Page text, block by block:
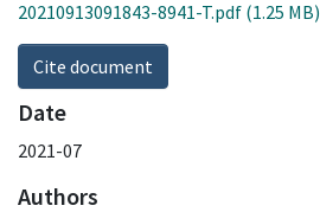
20210913091843-8941-T.pdf (1.25 MB)
Cite document
Date
2021-07
Authors